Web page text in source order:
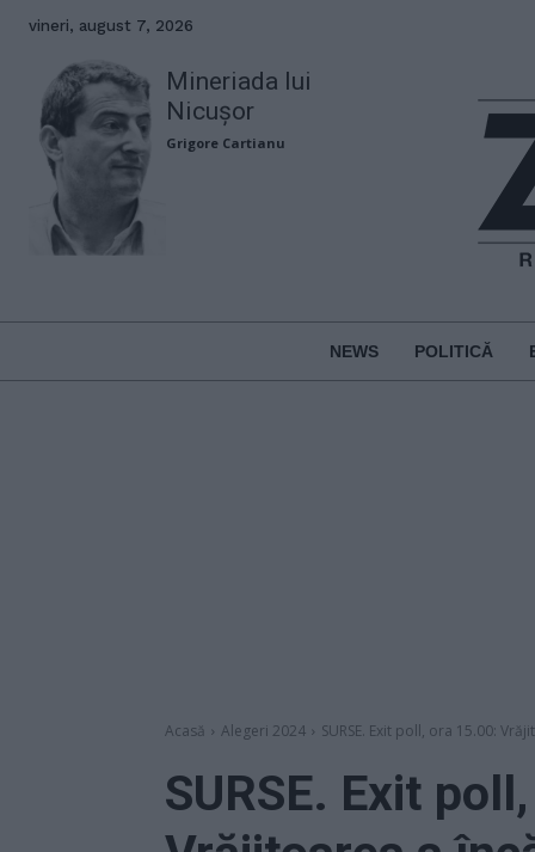
vineri, august 7, 2026
Mineriada lui
Nicușor
Grigore Cartianu
NEWS POLITICĂ
Acasă Alegeri 2024 SURSE. Exit poll, ora 15.00:
SURSE. Exit